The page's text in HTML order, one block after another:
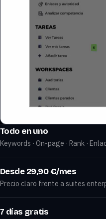
Todo en uno
Keywords · On-page · Rank ·
Desde 29,90 €/mes
Precio claro frente a suites
7 días gratis